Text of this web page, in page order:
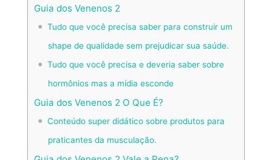
Guia dos Venenos 2
Tudo que você precisa saber para construir um
shape de qualidade sem prejudicar sua saúde.
Tudo que você precisa e deveria saber sobre
hormônios mas a mídia esconde
Guia dos Venenos 2 O Que É?
Conteúdo super didático sobre produtos para
praticantes da musculação.